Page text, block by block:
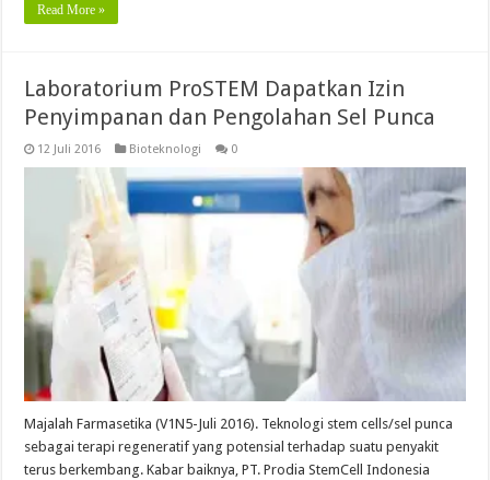
Read More »
Laboratorium ProSTEM Dapatkan Izin
Penyimpanan dan Pengolahan Sel Punca
12 Juli 2016 Bioteknologi 0
Majalah Farmasetika (V1N5-Juli 2016). Teknologi stem cells/sel punca
sebagai terapi regeneratif yang potensial terhadap suatu penyakit
terus berkembang. Kabar baiknya, PT. Prodia StemCell Indonesia